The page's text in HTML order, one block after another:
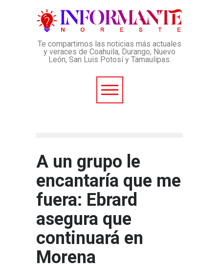
Te compartimos las noticias más actuales
y veraces de Coahuila, Durango, Nuevo
León, San Luis Potosí y Tamaulipas.
A un grupo le
encantaría que me
fuera: Ebrard
asegura que
continuará en
Morena